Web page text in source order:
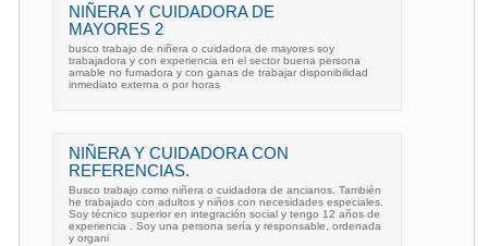
NIÑERA Y CUIDADORA DE
MAYORES 2
busco trabajo de niñera o cuidadora de mayores soy
trabajadora y con experiencia en el sector buena persona
amable no fumadora y con ganas de trabajar disponibilidad
inmediato externa o por horas
NIÑERA Y CUIDADORA CON
REFERENCIAS.
Busco trabajo como niñera o cuidadora de ancianos. También
he trabajado con adultos y niños con necesidades especiales.
Soy técnico superior en integración social y tengo 12 años de
experiencia . Soy una persona sería y responsable, ordenada
y organi